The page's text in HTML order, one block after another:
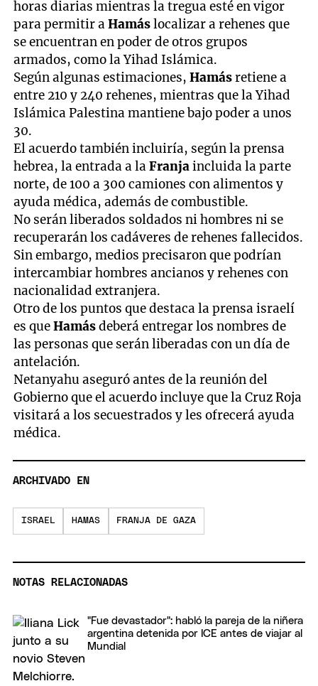
horas diarias mientras la tregua esté en vigor
para permitir aHamáslocalizar a rehenes que
se encuentran en poder de otros grupos
armados, como la Yihad Islámica.
Según algunas estimaciones,Hamásretiene a
entre 210 y 240 rehenes, mientras que la Yihad
Islámica Palestina mantiene bajo poder a unos
30.
El acuerdo también incluiría, según la prensa
hebrea, la entrada a laFranjaincluida la parte
norte, de 100 a 300 camiones con alimentos y
ayuda médica, además de combustible.
No serán liberados soldados ni hombres ni se
recuperarán los cadáveres de rehenes fallecidos.
Sin embargo, medios precisaron que podrían
intercambiar hombres ancianos y rehenes con
nacionalidad extranjera.
Otro de los puntos que destaca la prensa israelí
es queHamásdeberá entregar los nombres de
las personas que serán liberadas con un día de
antelación.
Netanyahu aseguró antes de la reunión del
Gobierno que el acuerdo incluye que la Cruz Roja
visitará a los secuestrados y les ofrecerá ayuda
médica.
ARCHIVADO EN
ISRAEL HAMAS FRANJA DE GAZA
NOTAS RELACIONADAS
"Fue devastador": habló la pareja de la niñera
argentina detenida por ICE antes de viajar al
Mundial